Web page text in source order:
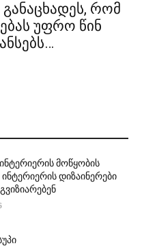
რომ
უფრო წინ
მოწყობის
დიზაინერები